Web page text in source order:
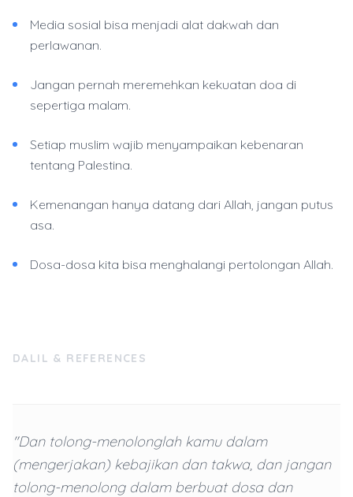
Media sosial bisa menjadi alat dakwah dan
perlawanan.
Jangan pernah meremehkan kekuatan doa di
sepertiga malam.
Setiap muslim wajib menyampaikan kebenaran
tentang Palestina.
Kemenangan hanya datang dari Allah, jangan putus
asa.
Dosa-dosa kita bisa menghalangi pertolongan Allah.
DALIL & REFERENCES
"Dan tolong-menolonglah kamu dalam
(mengerjakan) kebajikan dan takwa, dan jangan
tolong-menolong dalam berbuat dosa dan